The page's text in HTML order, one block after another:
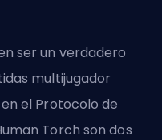
ser un verdadero
multijugador
el Protocolo de
Torch son dos